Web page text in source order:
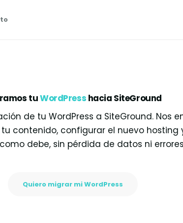
tuWordPress hacia SiteGround
de tu WordPress a SiteGround. Nos
contenido, configurar el nuevo hosting
debe, sin pérdida de datos ni
Quiero migrar mi WordPress